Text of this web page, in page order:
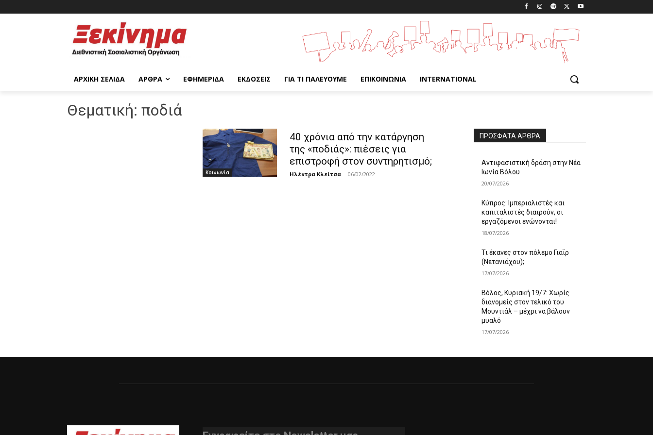
ΑΡΧΙΚΉ ΣΕΛΊΔΑ ΆΡΘΡΑ ΕΦΗΜΕΡΊΔΑ ΕΚΔΌΣΕΙΣ ΓΙΑ ΤΙ ΠΑΛΕΎΟΥΜΕ ΕΠΙΚΟΙΝΩΝΊΑ INTERNATIONAL
Θεματική: ποδιά
Κοινωνία
40 χρόνια από την κατάργηση
της «ποδιάς»: πιέσεις για
επιστροφή στον συντηρητισμό;
Ηλέκτρα Κλείτσα - 06/02/2022
ΠΡΌΣΦΑΤΑ ΆΡΘΡΑ
Αντιφασιστική δράση στην Νέα
Ιωνία Βόλου
20/07/2026
Κύπρος: Ιμπεριαλιστές και
καπιταλιστές διαιρούν, οι
εργαζόμενοι ενώνονται!
18/07/2026
Τι έκανες στον πόλεμο Γιαΐρ
(Νετανιάχου);
17/07/2026
Βόλος, Κυριακή 19/7: Χωρίς
διανομείς στον τελικό του
Μουντιάλ – μέχρι να βάλουν
μυαλό
17/07/2026